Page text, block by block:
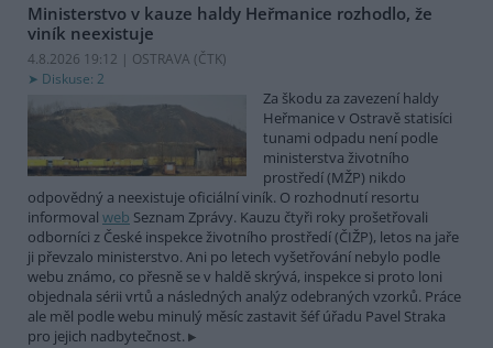
Ministerstvo v kauze haldy Heřmanice rozhodlo, že
viník neexistuje
4.8.2026 19:12 | OSTRAVA (ČTK)
Diskuse: 2
Za škodu za zavezení haldy
Heřmanice v Ostravě statisíci
tunami odpadu není podle
ministerstva životního
prostředí (MŽP) nikdo
odpovědný a neexistuje oficiální viník. O rozhodnutí resortu
informoval web Seznam Zprávy. Kauzu čtyři roky prošetřovali
odborníci z České inspekce životního prostředí (ČIŽP), letos na jaře
ji převzalo ministerstvo. Ani po letech vyšetřování nebylo podle
webu známo, co přesně se v haldě skrývá, inspekce si proto loni
objednala sérii vrtů a následných analýz odebraných vzorků. Práce
ale měl podle webu minulý měsíc zastavit šéf úřadu Pavel Straka
pro jejich nadbytečnost.